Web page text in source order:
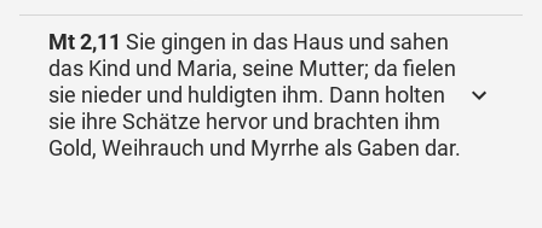
Mt 2,11 Sie gingen in das Haus und sahen
das Kind und Maria, seine Mutter; da fielen
sie nieder und huldigten ihm. Dann holten
sie ihre Schätze hervor und brachten ihm
Gold, Weihrauch und Myrrhe als Gaben dar.